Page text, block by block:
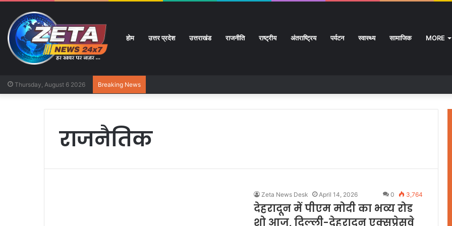
होम उत्तर प्रदेश उत्तराखंड राजनीति राष्ट्रीय अंतराष्ट्रिय पर्यटन स्वास्थ्य सामाजिक MORE
Thursday, August 6 2026 Breaking News
राजनैतिक
Zeta News Desk April 14, 2026 0 3,764
देहरादून में पीएम मोदी का भव्य रोड
शो आज, दिल्ली-देहरादून एक्सप्रेसवे